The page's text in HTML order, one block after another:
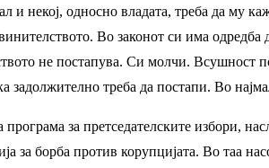
и некој, односно владата, треба да му
Во законот си има одредба
не постапува. Си молчи. Всушност
задолжително треба да постапи. Во
програма за претседателските избори,
за борба против корупцијата. Во таа